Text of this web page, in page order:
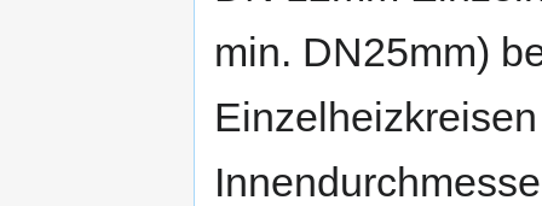
min. DN25mm)